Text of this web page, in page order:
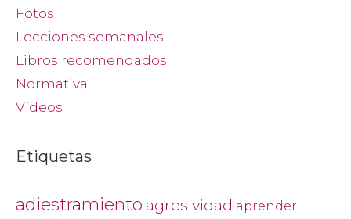
Fotos
Lecciones semanales
Libros recomendados
Normativa
Vídeos
Etiquetas
adiestramiento agresividad aprender